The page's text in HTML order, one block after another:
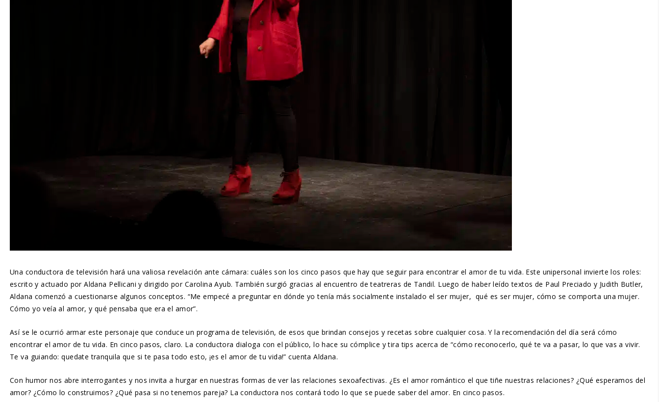
Una conductora de televisión hará una valiosa revelación ante cámara: cuáles son los cinco pasos que hay que seguir para encontrar el amor de tu vida. Este unipersonal invierte los roles:
escrito y actuado por Aldana Pellicani y dirigido por Carolina Ayub. También surgió gracias al encuentro de teatreras de Tandil. Luego de haber leído textos de Paul Preciado y Judith Butler,
Aldana comenzó a cuestionarse algunos conceptos. “Me empecé a preguntar en dónde yo tenía más socialmente instalado el ser mujer, qué es ser mujer, cómo se comporta una mujer.
Cómo yo veía al amor, y qué pensaba que era el amor”.
Así se le ocurrió armar este personaje que conduce un programa de televisión, de esos que brindan consejos y recetas sobre cualquier cosa. Y la recomendación del día será cómo
encontrar el amor de tu vida. En cinco pasos, claro. La conductora dialoga con el público, lo hace su cómplice y tira tips acerca de “cómo reconocerlo, qué te va a pasar, lo que vas a vivir.
Te va guiando: quedate tranquila que si te pasa todo esto, ¡es el amor de tu vida!” cuenta Aldana.
Con humor nos abre interrogantes y nos invita a hurgar en nuestras formas de ver las relaciones sexoafectivas. ¿Es el amor romántico el que tiñe nuestras relaciones? ¿Qué esperamos del
amor? ¿Cómo lo construimos? ¿Qué pasa si no tenemos pareja? La conductora nos contará todo lo que se puede saber del amor. En cinco pasos.